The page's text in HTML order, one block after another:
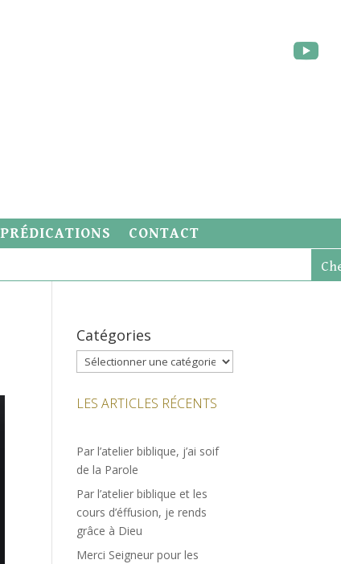
PRÉDICATIONS CONTACT
Catégories
Catégories
LES ARTICLES RÉCENTS
Par l’atelier biblique, j’ai soif
de la Parole
Par l’atelier biblique et les
cours d’éffusion, je rends
grâce à Dieu
Merci Seigneur pour les